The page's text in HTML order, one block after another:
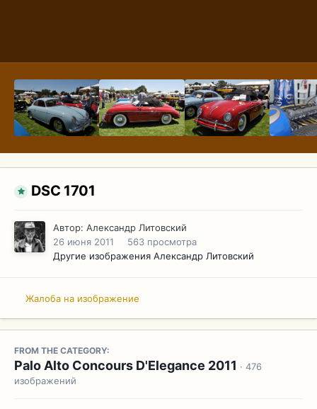
DSC 1701
Автор: Александр Литовский
26 июня 2011
563 просмотра
Другие изображения Александр Литовский
Жалоба на изображение
FROM THE CATEGORY:
Palo Alto Concours D'Elegance 2011 · 476
изображений